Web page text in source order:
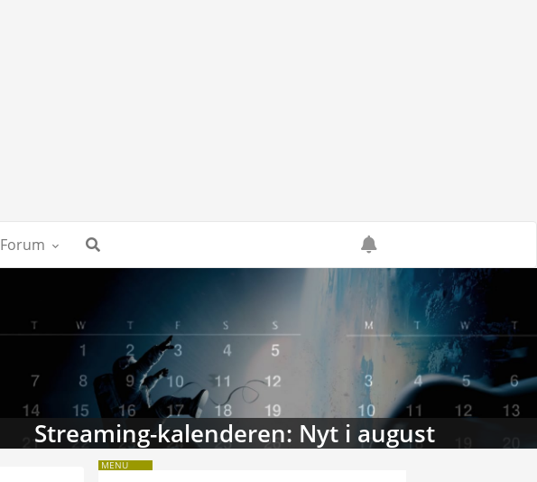
Forum
Streaming-kalenderen: Nyt i august
MENU